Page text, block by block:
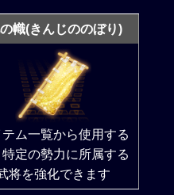
幟(きんじののぼり)
テム一覧から使用する
特定の勢力に所属する
将を強化できます